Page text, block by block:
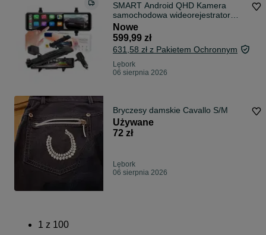
SMART Android QHD Kamera
samochodowa wideorejestrator
lusterko cofania
Nowe
599,99 zł
631,58 zł z Pakietem Ochronnym
Lębork
06 sierpnia 2026
Bryczesy damskie Cavallo S/M
Używane
72 zł
Lębork
06 sierpnia 2026
1 z 100